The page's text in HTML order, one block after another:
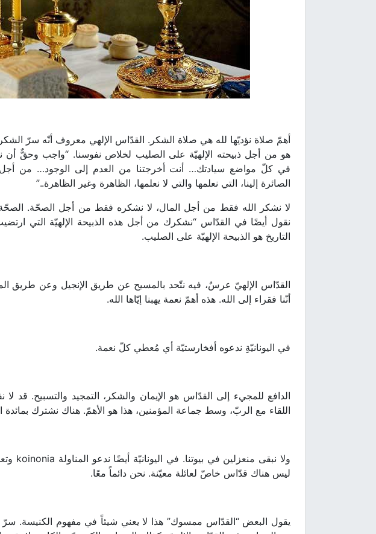
أهمّ صلاة نؤديّها لله هي صلاة الشكر. القدّاس الإلهي معروف أنّه سرّ الشكر
هو من أجل ذبيحته الإلهيّة على الصليب لخلاص نفوسنا. “واجب وحقٌّ
في كلّ مواضع سيادتك… أنت أخرجتنا من العدم إلى الوجود… من
الصائرة إلينا، التي نعلمها والتي لا نعلمها، الظاهرة وغير الظاهرة..”
لا نشكر الله فقط من أجل المال، لا نشكره فقط من أجل الصحّة. الصحّة
نقول أيضًا في القدّاس “نشكرك من أجل هذه الذبيحة الإلهيّة التي
التاريخ هو الذبيحة الإلهيّة على الصليب.
القدّاس الإلهيّ عرسٌ، فيه نتّحد بالمسيح عن طريق الإنجيل وعن طريق
أنّنا فقراء إلى الله. هذه أهمّ نعمة يهبنا إيّاها الله.
في اليونانيّةِ ندعوه أفخارستيّة أي مُعطي كلّ نعمة.
الدافع للمجيء إلى القدّاس هو الإيمان والشكر، التمجيد والتسبيح.
اللقاء مع الربّ، وسط جماعة المؤمنين، هذا هو الأهمّ. هناك نشترك بمائدة
ليس هناك قدّاس خاصّ لعائلة معيّنة. نحن دائماً معًا.
يقول البعض “القدّاس ممسوك” هذا لا يعني شيئاً في مفهوم الكنيسة. سرّ